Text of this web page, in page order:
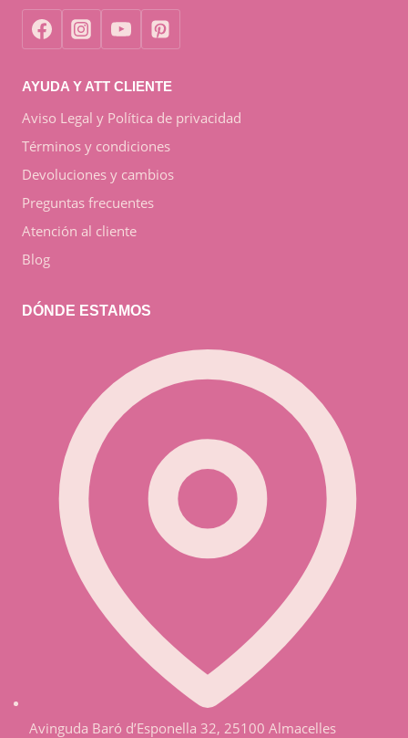
AYUDA Y ATT CLIENTE
Aviso Legal y Política de privacidad
Términos y condiciones
Devoluciones y cambios
Preguntas frecuentes
Atención al cliente
Blog
DÓNDE ESTAMOS
Avinguda Baró d’Esponella 32, 25100 Almacelles